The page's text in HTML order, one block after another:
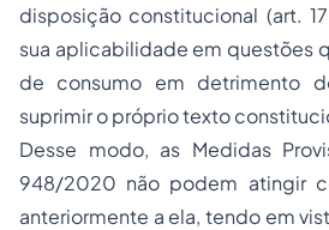
disposição constitucional (art.
sua aplicabilidade em questões
de consumo em detrimento
suprimir o próprio texto
Desse modo, as Medidas
948/2020 não podem atingir
anteriormente a ela, tendo em